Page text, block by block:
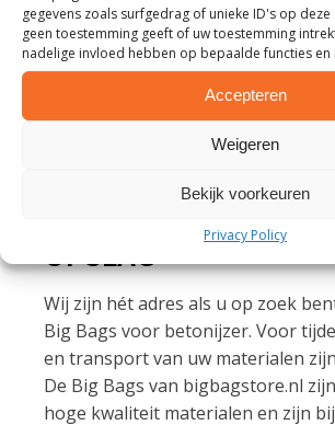
gegevens zoals surfgedrag of unieke ID's op deze
geen toestemming geeft of uw toestemming
nadelige invloed hebben op bepaalde functies en
Accepteren
Weigeren
Bekijk voorkeuren
Privacy Policy
materialen en voedselwaren. U
keuze uit nieuwe en tweedehands
Kiest u voor nieuwe Big Bags voor
dan is het mogelijk om
bedrijfsnaam erop te laten
iedereen direct welke Big Bags van
BIG BAG VOOR
OPSLAG
Wij zijn hét adres als u op zoek
Big Bags voor betonijzer. Voor
en transport van uw materialen
De Big Bags van bigbagstore.nl
hoge kwaliteit materialen en zijn